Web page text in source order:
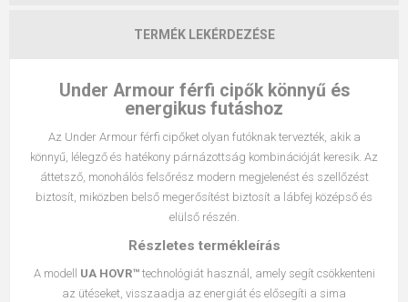
TERMÉK LEKÉRDEZÉSE
Under Armour férfi cipők könnyű és
energikus futáshoz
Az Under Armour férfi cipőket olyan futóknak tervezték, akik a
könnyű, lélegző és hatékony párnázottság kombinációját keresik. Az
áttetsző, monohálós felsőrész modern megjelenést és szellőzést
biztosít, miközben belső megerősítést biztosít a lábfej középső és
elülső részén.
Részletes termékleírás
A modell UA HOVR™technológiát használ, amely segít csökkenteni
az ütéseket, visszaadja az energiát és elősegíti a sima